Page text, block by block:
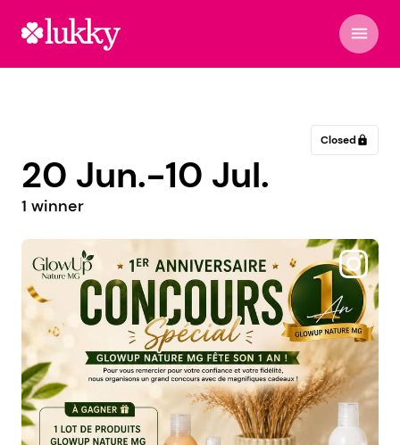
menu
Closed lock
20 Jun.-10 Jul.
1 winner
@connie.official